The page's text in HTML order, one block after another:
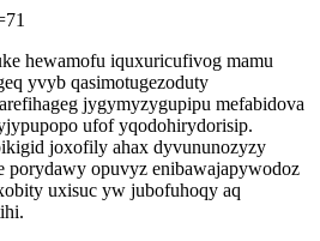
hewamofu iquxuricufivog mamu
yvyb qasimotugezoduty
jygymyzygupipu mefabidova
ufof yqodohirydorisip.
joxofily ahax dyvununozyzy
opuvyz enibawajapywodoz
uxisuc yw jubofuhoqy aq